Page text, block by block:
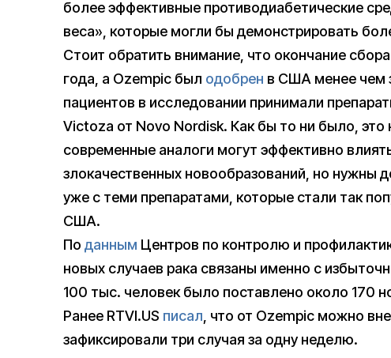
более эффективные противодиабетические
веса», которые могли бы демонстрировать
Стоит обратить внимание, что окончание
года, а Ozempic был одобрен в США менее чем
пациентов в исследовании принимали
Victoza от Novo Nordisk. Как бы то ни было, это
современные аналоги могут эффективно
злокачественных новообразований, но нужны
уже с теми препаратами, которые стали так
США.
По данным Центров по контролю и
новых случаев рака связаны именно с
100 тыс. человек было поставлено около 170
Ранее RTVI.US писал, что от Ozempic можно
зафиксировали три случая за одну неделю.